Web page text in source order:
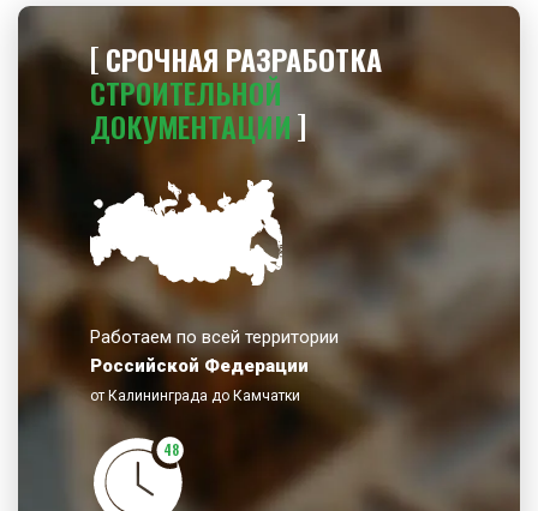
СРОЧНАЯ РАЗРАБОТКА
СТРОИТЕЛЬНОЙ
ДОКУМЕНТАЦИИ
Работаем по всей территории
Российской Федерации
от Калининграда до Камчатки
48